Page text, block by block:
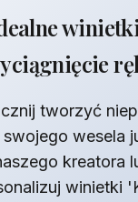
tworzyć
wesela
kreatora
winietki